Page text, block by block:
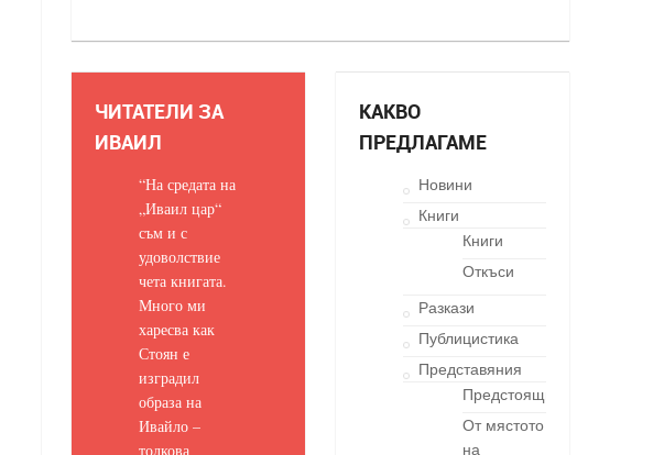
ЧИТАТЕЛИ ЗА
ИВАИЛ
“На средата на
„Иваил цар“
съм и с
удоволствие
чета книгата.
Много ми
харесва как
Стоян е
изградил
образа на
Ивайло –
толкова
КАКВО
ПРЕДЛАГАМЕ
Новини
Книги
Книги
Откъси
Разкази
Публицистика
Представяния
Предстоящи
От мястото
на